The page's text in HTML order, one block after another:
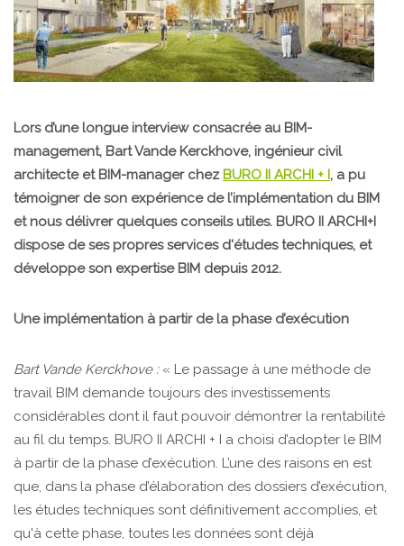
Lors d’une longue interview consacrée au BIM-
management, Bart Vande Kerckhove, ingénieur civil
architecte et BIM-manager chez BURO II ARCHI + I , a pu
témoigner de son expérience de l’implémentation du BIM
et nous délivrer quelques conseils utiles. BURO II ARCHI+I
dispose de ses propres services d'études techniques, et
développe son expertise BIM depuis 2012.
Une implémentation à partir de la phase d’exécution
Bart Vande Kerckhove :« Le passage à une méthode de
travail BIM demande toujours des investissements
considérables dont il faut pouvoir démontrer la rentabilité
au fil du temps. BURO II ARCHI + I a choisi d’adopter le BIM
à partir de la phase d’exécution. L’une des raisons en est
que, dans la phase d’élaboration des dossiers d’exécution,
les études techniques sont définitivement accomplies, et
qu'à cette phase, toutes les données sont déjà